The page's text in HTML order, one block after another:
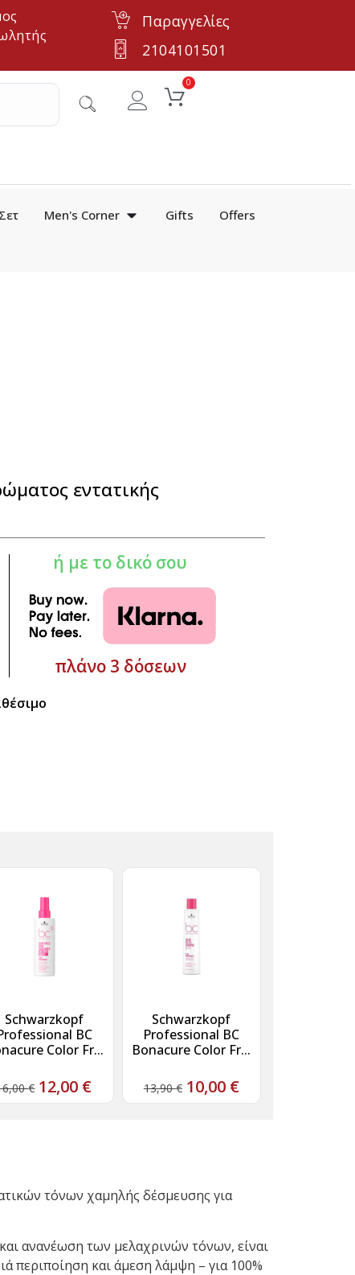
Παραγγελίες
2104101501
0
Σετ Men's Corner Gifts Offers
εντατικής
ή με το δικό σου
πλάνο 3 δόσεων
Schwarzkopf
BC
Color Fr...
€ 12,00 €
Schwarzkopf
Professional BC
Bonacure Color Fr...
13,90€ 10,00 €
τόνων χαμηλής δέσμευσης για
ανανέωση των μελαχρινών τόνων, είναι
περιποίηση και άμεση λάμψη – για 100%